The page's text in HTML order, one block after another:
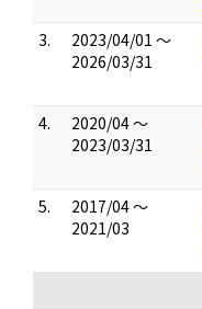
3.
2023/04/01 ～
2026/03/31
4.
2020/04 ～
2023/03/31
5.
2017/04 ～
2021/03